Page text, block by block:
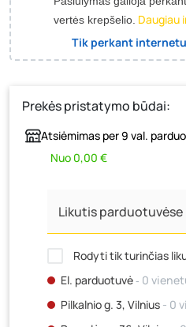
vertės krepšelio. Daugiau
Tik perkant internetu
Prekės pristatymo būdai:
Atsiėmimas per 9 val.
Nuo 0,00 €
Rodyti tik turinčias
El. parduotuvė‐ 0
Pilkalnio g. 3, Vilnius - 0